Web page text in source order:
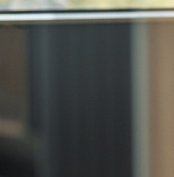
la clé de sécurité et bien plus